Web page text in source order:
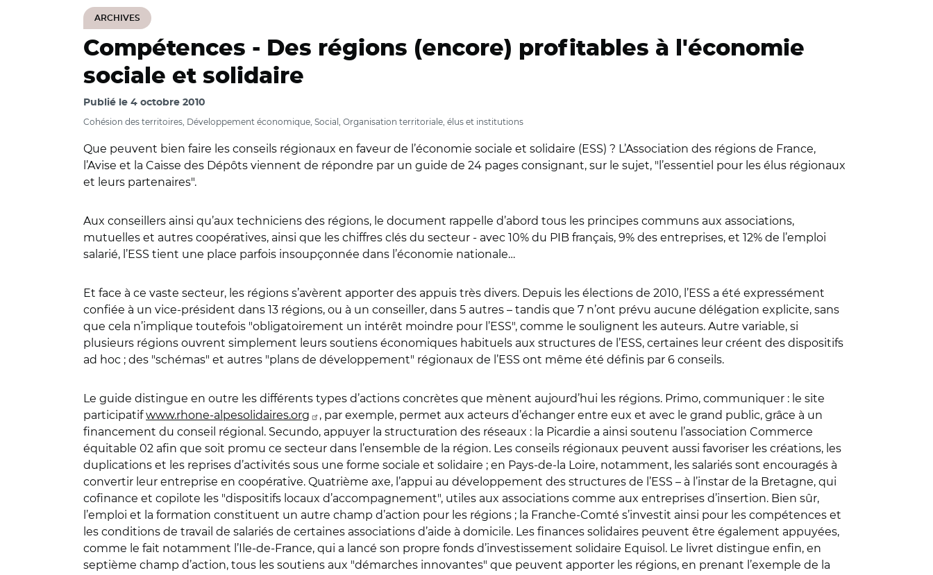
ARCHIVES
Compétences - Des régions (encore) profitables à l'économie
sociale et solidaire
Publié le 4 octobre 2010
Cohésion des territoires, Développement économique, Social, Organisation territoriale, élus et institutions
Que peuvent bien faire les conseils régionaux en faveur de l’économie sociale et solidaire (ESS) ? L’Association des régions de France,
l’Avise et la Caisse des Dépôts viennent de répondre par un guide de 24 pages consignant, sur le sujet, "l’essentiel pour les élus régionaux
et leurs partenaires".
Aux conseillers ainsi qu’aux techniciens des régions, le document rappelle d’abord tous les principes communs aux associations,
mutuelles et autres coopératives, ainsi que les chiffres clés du secteur - avec 10% du PIB français, 9% des entreprises, et 12% de l’emploi
salarié, l’ESS tient une place parfois insoupçonnée dans l’économie nationale…
Et face à ce vaste secteur, les régions s’avèrent apporter des appuis très divers. Depuis les élections de 2010, l’ESS a été expressément
confiée à un vice-président dans 13 régions, ou à un conseiller, dans 5 autres – tandis que 7 n’ont prévu aucune délégation explicite, sans
que cela n’implique toutefois "obligatoirement un intérêt moindre pour l’ESS", comme le soulignent les auteurs. Autre variable, si
plusieurs régions ouvrent simplement leurs soutiens économiques habituels aux structures de l’ESS, certaines leur créent des dispositifs
ad hoc ; des "schémas" et autres "plans de développement" régionaux de l’ESS ont même été définis par 6 conseils.
Le guide distingue en outre les différents types d’actions concrètes que mènent aujourd’hui les régions. Primo, communiquer : le site
participatifwww.rhone-alpesolidaires.org
, par exemple, permet aux acteurs d’échanger entre eux et avec le grand public, grâce à un
financement du conseil régional. Secundo, appuyer la structuration des réseaux : la Picardie a ainsi soutenu l’association Commerce
équitable 02 afin que soit promu ce secteur dans l’ensemble de la région. Les conseils régionaux peuvent aussi favoriser les créations, les
duplications et les reprises d’activités sous une forme sociale et solidaire ; en Pays-de-la Loire, notamment, les salariés sont encouragés à
convertir leur entreprise en coopérative. Quatrième axe, l’appui au développement des structures de l’ESS – à l’instar de la Bretagne, qui
cofinance et copilote les "dispositifs locaux d’accompagnement", utiles aux associations comme aux entreprises d’insertion. Bien sûr,
l’emploi et la formation constituent un autre champ d’action pour les régions ; la Franche-Comté s’investit ainsi pour les compétences et
les conditions de travail de salariés de certaines associations d’aide à domicile. Les finances solidaires peuvent être également appuyées,
comme le fait notamment l’Ile-de-France, qui a lancé son propre fonds d’investissement solidaire Equisol. Le livret distingue enfin, en
septième champ d’action, tous les soutiens aux "démarches innovantes" que peuvent apporter les régions, en prenant l’exemple de la